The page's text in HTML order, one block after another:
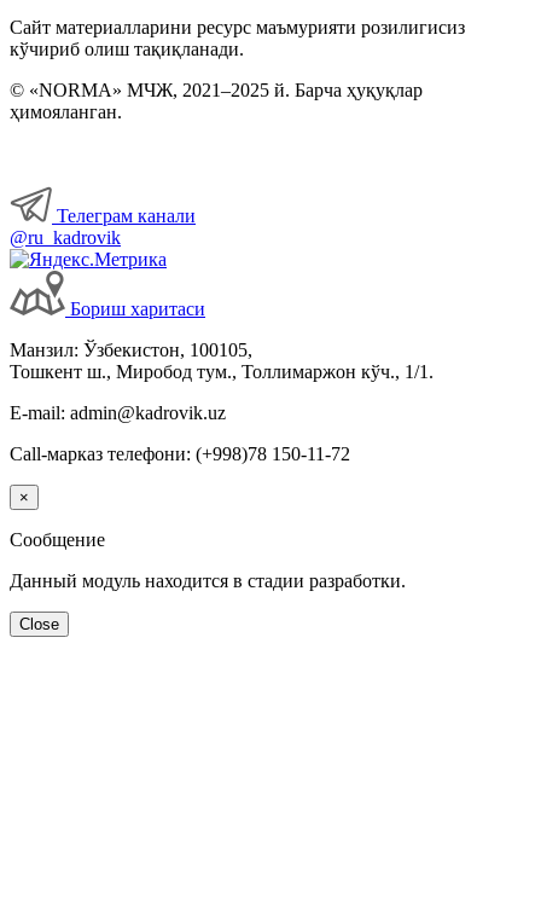
Сайт материалларини ресурс маъмурияти розилигисиз
кўчириб олиш тақиқланади.
© «NORMA» МЧЖ, 2021–2025 й. Барча ҳуқуқлар
ҳимояланган.
Телеграм канали
@ru_kadrovik
Бориш харитаси
Манзил: Ўзбекистон, 100105,
Тошкент ш., Миробод тум., Толлимаржон кўч., 1/1.
E-mail: admin@kadrovik.uz
Call-марказ телефони: (+998)78 150-11-72
×
Сообщение
Данный модуль находится в стадии разработки.
Close